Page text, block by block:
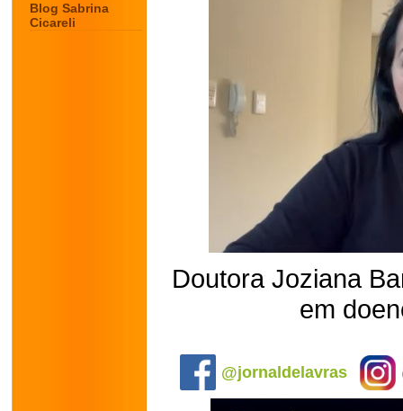
Blog Sabrina
Cicareli
Doutora Joziana
em
@jornaldelavras